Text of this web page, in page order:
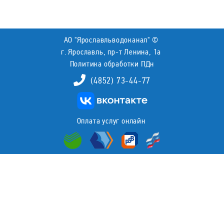
АО "Ярославльводоканал" ©
г. Ярославль, пр-т Ленина, 1а
Политика обработки ПДн
(4852) 73-44-77
Оплата услуг онлайн